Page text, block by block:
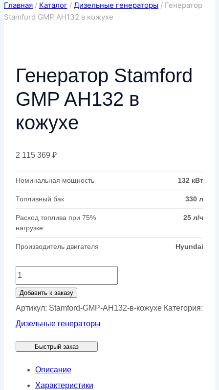
Главная / Каталог / Дизельные генераторы / Генератор
Stamford GMP AH132 в кожухе
Генератор Stamford
GMP AH132 в
кожухе
2 115 369 ₽
Номинальная мощность 132 кВт
Топливный бак 330 л
Расход топлива при 75%
нагрузке
25 л/ч
Производитель двигателя Hyundai
Количество
товара
Генератор
Stamford
AH132
кожухе
Добавить к заказу
Артикул: Stamford-GMP-AH132-в-кожухе Категория:
Дизельные генераторы
Быстрый заказ
Описание
Характеристики